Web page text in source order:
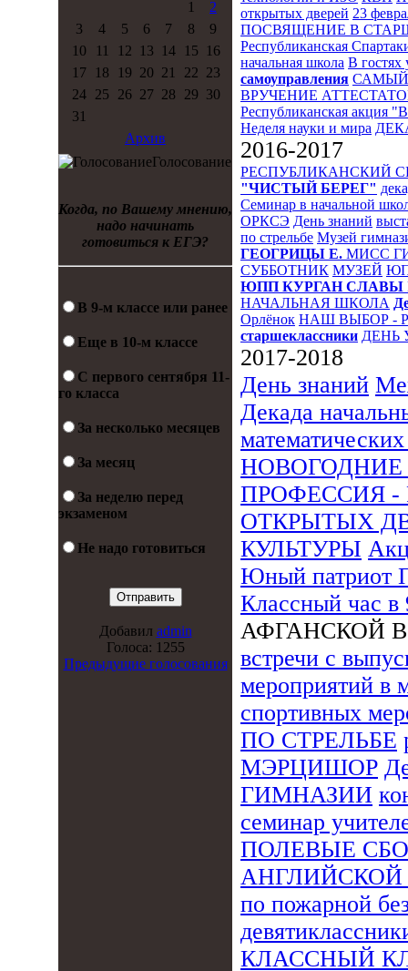
1
2
3
4 5 6 7 8
9
10
11 12 13 14 15
16
17
18 19 20 21 22 23
24
25 26 27 28 29 30
31
Архив
Голосование
Когда, по Вашему мнению,
надо начинать
готовиться к ЕГЭ?
В 9-м классе или ранее
Еще в 10-м классе
С первого сентября 11-
го класса
За несколько месяцев
За месяц
За неделю перед
экзаменом
Не надо готовиться
Добавил admin
Голоса: 1255
Предыдущие голосования
открытых дверей 23
ПОСВЯЩЕНИЕ В
Республиканская
начальная школа В гостях
самоуправления
ВРУЧЕНИЕ
Республиканская акция
Неделя науки и мира
2016-2017
РЕСПУБЛИКАНСКИЙ
"ЧИСТЫЙ БЕРЕГ"
Семинар в начальной
ОРКСЭ День знаний
по стрельбе Музей
ГЕОГРИЦЫ Е. МИСС
СУББОТНИК МУЗЕЙ
ЮПП КУРГАН СЛАВЫ
НАЧАЛЬНАЯ ШКОЛА
Орлёнок НАШ ВЫБОР -
старшеклассники ДЕНЬ
2017-2018
День знаний
Декада
ПРОФЕССИЯ
ОТКРЫТЫХ
КУЛЬТУРЫ
Юный патриот
Классный час
АФГАНСКОЙ
встречи с
мероприятий в
спортивных
ПО СТРЕЛЬБЕ
МЭРЦИШОР
ГИМНАЗИИ
семинар
ПОЛЕВЫЕ
по пожарной
КЛАССНЫЙ